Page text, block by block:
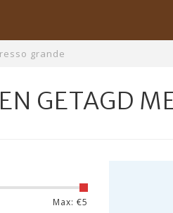
grande
GETAGD
Max: €5